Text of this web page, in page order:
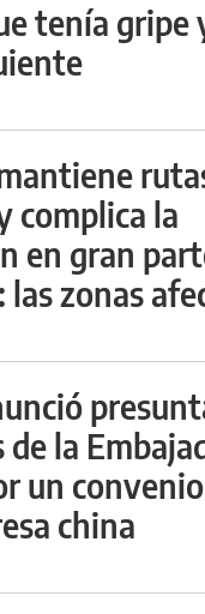
tenía gripe
complica la
en gran
las zonas
de la
un
china